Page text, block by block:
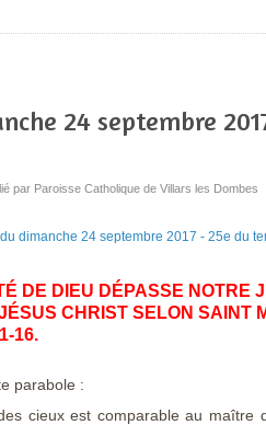
24 septembre
par Paroisse Catholique de Villars les Dombes
DE DIEU DÉPASSE NOTRE
CHRIST SELON SAINT
16.
parabole :
cieux est comparable au maître